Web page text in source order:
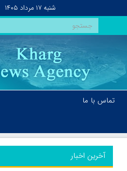
شنبه ۱۷ مرداد ۱۴۰۵
تماس با ما
آخرین اخبار